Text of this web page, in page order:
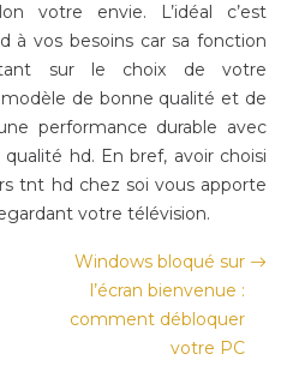
votre envie. L’idéal c’est
à vos besoins car sa fonction
sur le choix de votre
de bonne qualité et de
performance durable avec
hd. En bref, avoir choisi
tnt hd chez soi vous apporte
votre télévision.
Windows bloqué sur
l’écran bienvenue :
comment débloquer
votre PC